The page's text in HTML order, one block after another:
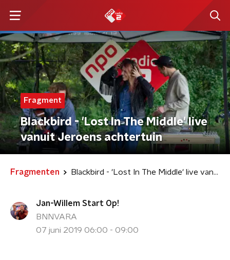
Fragment
Blackbird - 'Lost In The Middle' live
vanuit Jeroens achtertuin
Fragmenten Blackbird - 'Lost In The Middle' live vanuit Jeroens achtertuin
Jan-Willem Start Op!
BNNVARA
07 juni 2019 06:00 - 09:00